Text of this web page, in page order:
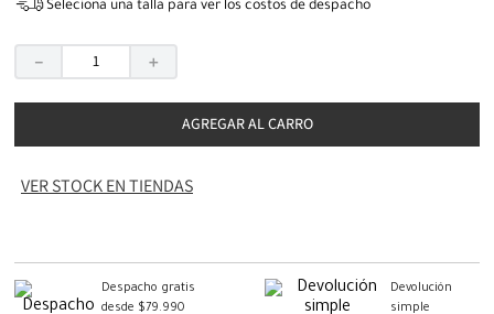
Seleciona una talla para ver los costos de despacho
＋
－
AGREGAR AL CARRO
VER STOCK EN TIENDAS
Despacho gratis
desde $79.990
Devolución
simple